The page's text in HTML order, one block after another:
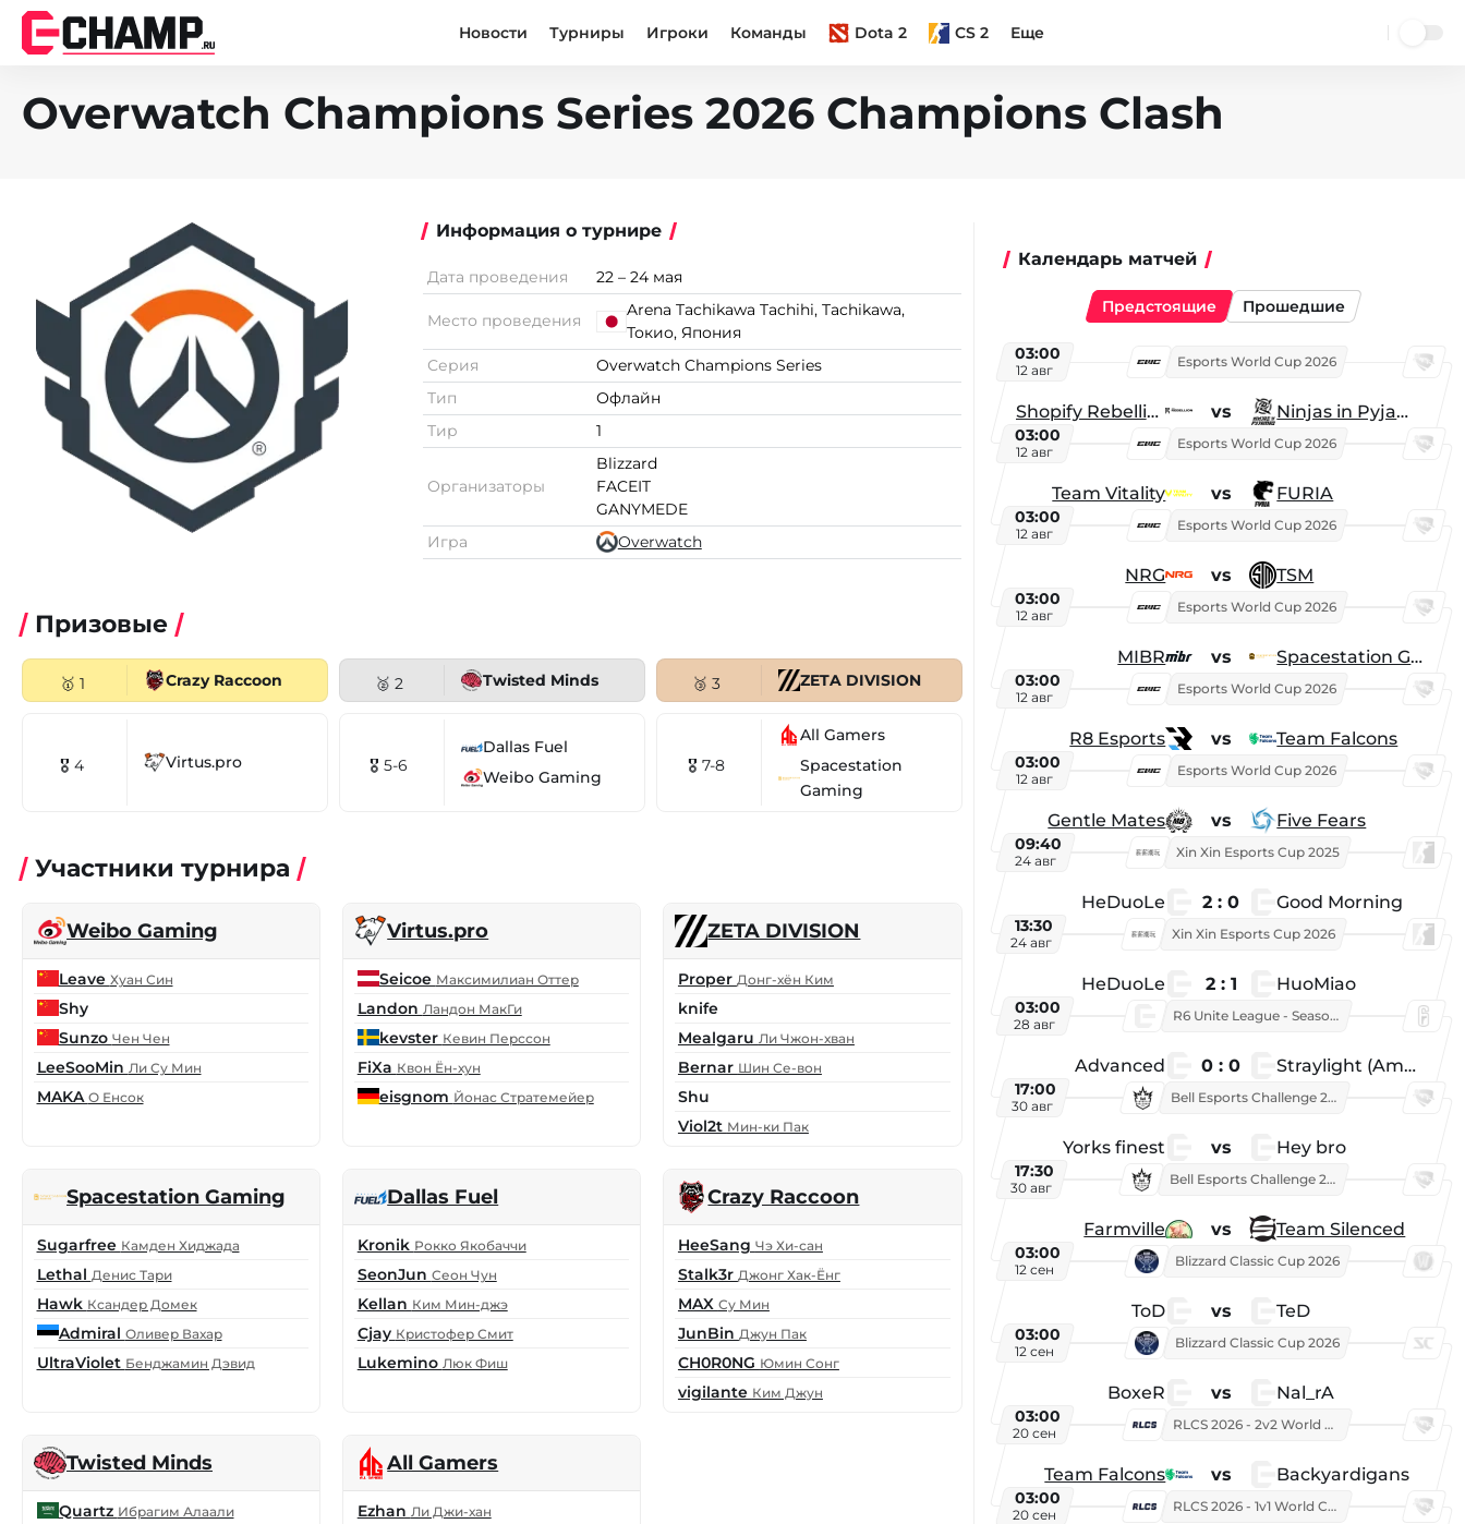
Новости Турниры Игроки Команды Dota 2 CS 2 Еще
Overwatch Champions Series 2026 Champions Clash
Информация о турнире
Дата проведения 22 – 24 мая
Место проведения
Arena Tachikawa Tachihi, Tachikawa,
Токио, Япония
Серия
Overwatch Champions Series
Тип
Офлайн
Тир
1
Организаторы
Blizzard
FACEIT
GANYMEDE
Игра
Overwatch
Призовые
🥇 1 Crazy Raccoon 🥈 2 Twisted Minds 🥉 3 ZETA DIVISION
🎖 4 Virtus.pro 🎖 5-6
Dallas Fuel
Weibo Gaming
🎖 7-8
All Gamers
Spacestation
Gaming
Участники турнира
Weibo Gaming
Leave Хуан Син
Shy
Sunzo Чен Чен
LeeSooMin Ли Су Мин
MAKA О Енсок
Virtus.pro
Seicoe Максимилиан Оттер
Landon Ландон МакГи
kevster Кевин Перссон
FiXa Квон Ён-хун
eisgnom Йонас Стратемейер
ZETA DIVISION
Proper Донг-хён Ким
knife
Mealgaru Ли Чжон-хван
Bernar Шин Се-вон
Shu
Viol2t Мин-ки Пак
Spacestation Gaming
Sugarfree Камден Хиджада
Lethal Денис Тари
Hawk Ксандер Домек
Admiral Оливер Вахар
UltraViolet Бенджамин Дэвид
Dallas Fuel
Kronik Рокко Якобаччи
SeonJun Сеон Чун
Kellan Ким Мин-джэ
Cjay Кристофер Смит
Lukemino Люк Фиш
Crazy Raccoon
HeeSang Чэ Хи-сан
Stalk3r Джонг Хак-Ёнг
MAX Су Мин
JunBin Джун Пак
CH0R0NG Юмин Сонг
vigilante Ким Джун
Twisted Minds
Quartz Ибрагим Алаали
All Gamers
Ezhan Ли Джи-хан
Календарь матчей
Предстоящие Прошедшие
03:00
12 авг
Esports World Cup 2026
Shopify Rebellion vs Ninjas in Pyjamas
03:00
12 авг
Esports World Cup 2026
Team Vitality vs FURIA
03:00
12 авг
Esports World Cup 2026
NRG vs TSM
03:00
12 авг
Esports World Cup 2026
MIBR vs Spacestation Gaming
03:00
12 авг
Esports World Cup 2026
R8 Esports vs Team Falcons
03:00
12 авг
Esports World Cup 2026
Gentle Mates vs Five Fears
09:40
24 авг
Xin Xin Esports Cup 2025
HeDuoLe 2 : 0 Good Morning
13:30
24 авг
Xin Xin Esports Cup 2026
HeDuoLe 2 : 1 HuoMiao
03:00
28 авг
R6 Unite League - Season 1
Advanced 0 : 0 Straylight (American team)
17:00
30 авг
Bell Esports Challenge 2026
Yorks finest vs Hey bro
17:30
30 авг
Bell Esports Challenge 2026
Farmville vs Team Silenced
03:00
12 сен
Blizzard Classic Cup 2026
ToD vs TeD
03:00
12 сен
Blizzard Classic Cup 2026
BoxeR vs Nal_rA
03:00
20 сен
RLCS 2026 - 2v2 World Championship
Team Falcons vs Backyardigans
03:00
20 сен
RLCS 2026 - 1v1 World Championship